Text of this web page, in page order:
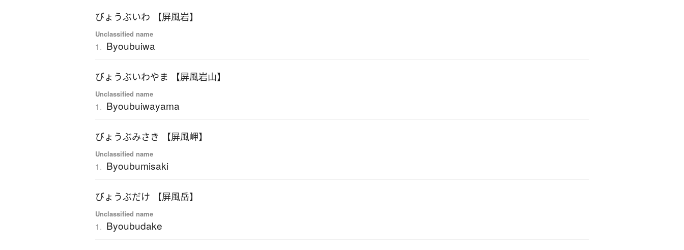
びょうぶいわ 【屏風岩】
Unclassified name
1. Byoubuiwa
びょうぶいわやま 【屏風岩山】
Unclassified name
1. Byoubuiwayama
びょうぶみさき 【屏風岬】
Unclassified name
1. Byoubumisaki
びょうぶだけ 【屏風岳】
Unclassified name
1. Byoubudake